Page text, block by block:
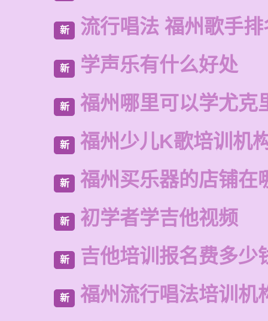
新 流行唱法 福州歌手
新 学声乐有什么好处
新 福州哪里可以学尤克
新 福州少儿K歌培训机
新 福州买乐器的店铺在
新 初学者学吉他视频
新 吉他培训报名费多少
新 福州流行唱法培训机